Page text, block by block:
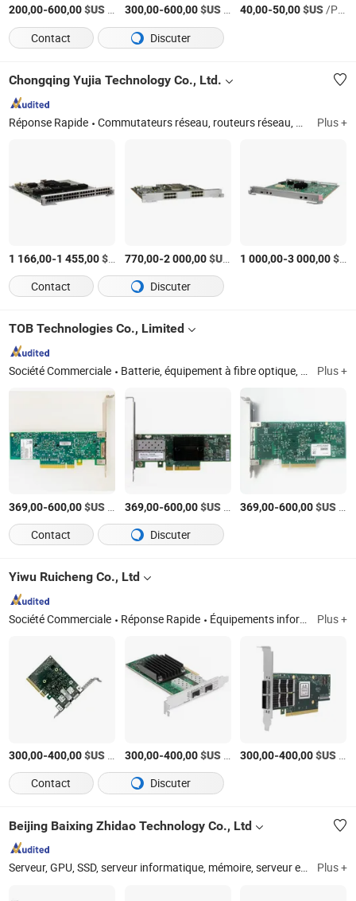
200,00-600,00$US 300,00-600,00$US/Pièce 40,00-50,00$US/Pièce
Contact
Discuter
Chongqing Yujia Technology Co., Ltd.
Réponse Rapide Commutateurs réseau, routeurs réseau, pare-feu, point d'accès sans fil, stockage réseau, serveurs, OLT, contrôleur d'accès Plus +
1 166,00-1 455,00$US /Pièce
770,00-2 000,00$US /Pièce
1 000,00-3 000,00$US
Contact
Discuter
TOB Technologies Co., Limited
Société Commerciale Batterie, équipement à fibre optique, haut-parleur Bluetooth Plus +
369,00-600,00$US 369,00-600,00$US/Pièce 369,00-600,00$US
Contact
Discuter
Yiwu Ruicheng Co., Ltd
Société Commerciale Réponse Rapide Équipements informatiques, composants électroniques, serveurs et pièces, processeurs, mémoires, disques durs d'entreprise, stations de travail, commutateurs Plus +
300,00-400,00$US 300,00-400,00$US/Pièce 300,00-400,00$US
Contact
Discuter
Beijing Baixing Zhidao Technology Co., Ltd
Serveur, GPU, SSD, serveur informatique, mémoire, serveur en rack, pièce informatique, RAM Plus +